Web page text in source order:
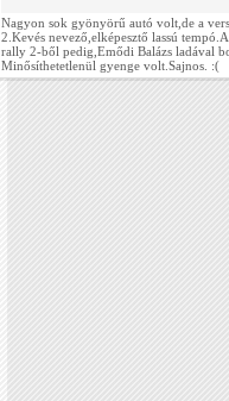
Nagyon sok gyönyörű autó volt,de a
2.Kevés nevező,elképesztő lassú
rally 2-ből pedig,Emődi Balázs ladával
Minősíthetetlenül gyenge volt.Sajnos. :(